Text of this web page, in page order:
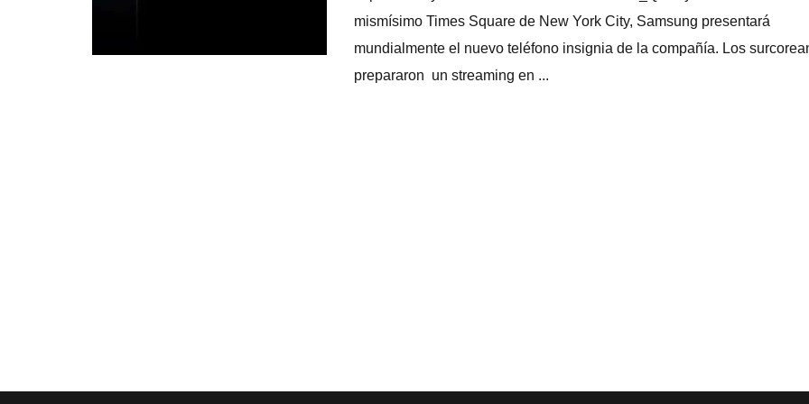
mismí­simo Times Square de New York City, Samsung presentará
mundialmente el nuevo teléfono insignia de la compañí­a. Los
prepararon un streaming en ...